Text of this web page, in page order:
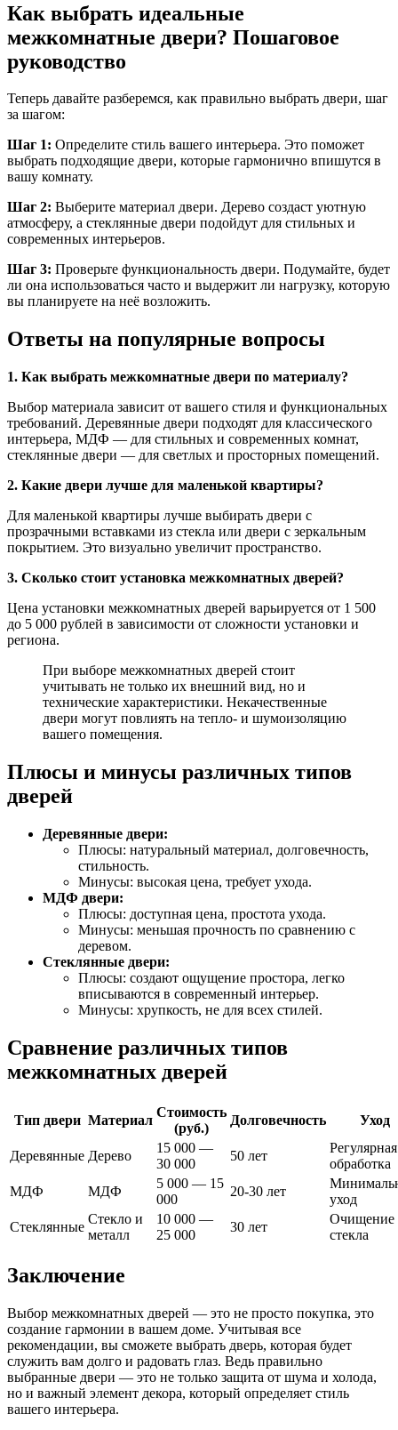
Как выбрать идеальные
межкомнатные двери? Пошаговое
руководство
Теперь давайте разберемся, как правильно выбрать двери, шаг
за шагом:
Шаг 1: Определите стиль вашего интерьера. Это поможет
выбрать подходящие двери, которые гармонично впишутся в
вашу комнату.
Шаг 2: Выберите материал двери. Дерево создаст уютную
атмосферу, а стеклянные двери подойдут для стильных и
современных интерьеров.
Шаг 3: Проверьте функциональность двери. Подумайте, будет
ли она использоваться часто и выдержит ли нагрузку, которую
вы планируете на неё возложить.
Ответы на популярные вопросы
1. Как выбрать межкомнатные двери по материалу?
Выбор материала зависит от вашего стиля и функциональных
требований. Деревянные двери подходят для классического
интерьера, МДФ — для стильных и современных комнат,
стеклянные двери — для светлых и просторных помещений.
2. Какие двери лучше для маленькой квартиры?
Для маленькой квартиры лучше выбирать двери с
прозрачными вставками из стекла или двери с зеркальным
покрытием. Это визуально увеличит пространство.
3. Сколько стоит установка межкомнатных дверей?
Цена установки межкомнатных дверей варьируется от 1 500
до 5 000 рублей в зависимости от сложности установки и
региона.
При выборе межкомнатных дверей стоит
учитывать не только их внешний вид, но и
технические характеристики. Некачественные
двери могут повлиять на тепло- и шумоизоляцию
вашего помещения.
Плюсы и минусы различных типов
дверей
Деревянные двери:
Плюсы: натуральный материал, долговечность,
стильность.
Минусы: высокая цена, требует ухода.
МДФ двери:
Плюсы: доступная цена, простота ухода.
Минусы: меньшая прочность по сравнению с
деревом.
Стеклянные двери:
Плюсы: создают ощущение простора, легко
вписываются в современный интерьер.
Минусы: хрупкость, не для всех стилей.
Сравнение различных типов
межкомнатных дверей
Тип двери Материал
Стоимость
(руб.)
Долговечность Уход
Деревянные Дерево
15 000 —
30 000
50 лет
Регулярная
обработка
МДФ
МДФ
5 000 — 15
000
20-30 лет
уход
Стеклянные
Стекло и
металл
10 000 —
25 000
30 лет
Очищение
стекла
Заключение
Выбор межкомнатных дверей — это не просто покупка, это
создание гармонии в вашем доме. Учитывая все
рекомендации, вы сможете выбрать дверь, которая будет
служить вам долго и радовать глаз. Ведь правильно
выбранные двери — это не только защита от шума и холода,
но и важный элемент декора, который определяет стиль
вашего интерьера.